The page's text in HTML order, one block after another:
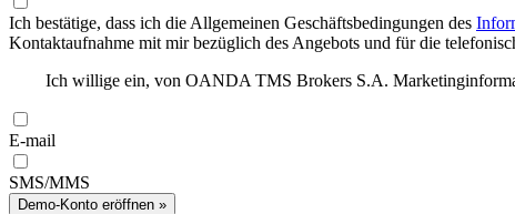
Ich bestätige, dass ich die Allgemeinen Geschäftsbedingungen des
Kontaktaufnahme mit mir bezüglich des Angebots und für die
Ich willige ein, von OANDA TMS Brokers S.A.
E-mail
SMS/MMS
Demo-Konto eröffnen »